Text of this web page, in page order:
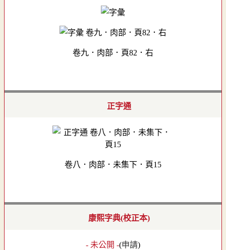
卷九．肉部．頁82．右
正字通
卷八．肉部．未集下．頁15
康熙字典(校正本)
- 未公開 -(申請)